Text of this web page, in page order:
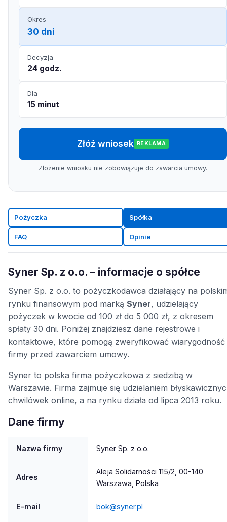
Okres
30 dni
Decyzja
24 godz.
Dla
15 minut
Złóż wniosek REKLAMA
Złożenie wniosku nie zobowiązuje do zawarcia umowy.
Pożyczka Spółka
FAQ Opinie
Syner Sp. z o.o. – informacje o spółce
Syner Sp. z o.o. to pożyczkodawca działający na
rynku finansowym pod marką Syner, udzielający
pożyczek w kwocie od 100 zł do 5 000 zł, z okresem
spłaty 30 dni. Poniżej znajdziesz dane rejestrowe i
kontaktowe, które pomogą zweryfikować wiarygodność
firmy przed zawarciem umowy.
Syner to polska firma pożyczkowa z siedzibą w
Warszawie. Firma zajmuje się udzielaniem
chwilówek online, a na rynku działa od lipca 2013 roku.
Dane firmy
Nazwa firmy Syner Sp. z o.o.
Adres
Aleja Solidarności 115/2, 00-140
Warszawa, Polska
E-mail bok@syner.pl